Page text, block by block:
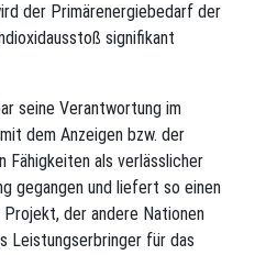
der Primärenergiebedarf der
signifikant
seine Verantwortung im
dem Anzeigen bzw. der
Fähigkeiten als verlässlicher
gegangen und liefert so einen
der andere Nationen
Leistungserbringer für das